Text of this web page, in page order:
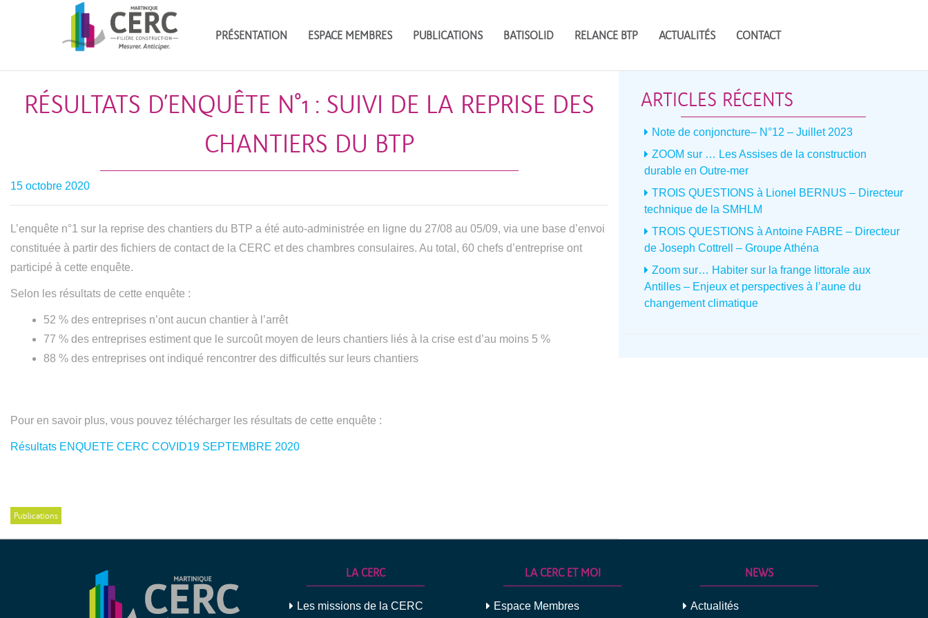
PRÉSENTATION ESPACE MEMBRES PUBLICATIONS BATISOLID RELANCE BTP ACTUALITÉS CONTACT
RÉSULTATS D’ENQUÊTE N°1 : SUIVI DE LA REPRISE DES
CHANTIERS DU BTP
15 octobre 2020
L’enquête n°1 sur la reprise des chantiers du BTP a été auto-administrée en ligne du 27/08 au 05/09, via une base d’envoi
constituée à partir des fichiers de contact de la CERC et des chambres consulaires. Au total, 60 chefs d’entreprise ont
participé à cette enquête.
Selon les résultats de cette enquête :
52 % des entreprises n’ont aucun chantier à l’arrêt
77 % des entreprises estiment que le surcoût moyen de leurs chantiers liés à la crise est d’au moins 5 %
88 % des entreprises ont indiqué rencontrer des difficultés sur leurs chantiers
Pour en savoir plus, vous pouvez télécharger les résultats de cette enquête :
Résultats ENQUETE CERC COVID19 SEPTEMBRE 2020
Publications
ARTICLES RÉCENTS
Note de conjoncture– N°12 – Juillet 2023
ZOOM sur … Les Assises de la construction
durable en Outre-mer
TROIS QUESTIONS à Lionel BERNUS – Directeur
technique de la SMHLM
TROIS QUESTIONS à Antoine FABRE – Directeur
de Joseph Cottrell – Groupe Athéna
Zoom sur… Habiter sur la frange littorale aux
Antilles – Enjeux et perspectives à l’aune du
changement climatique
LA CERC
Les missions de la CERC
LA CERC ET MOI
Espace Membres
NEWS
Actualités